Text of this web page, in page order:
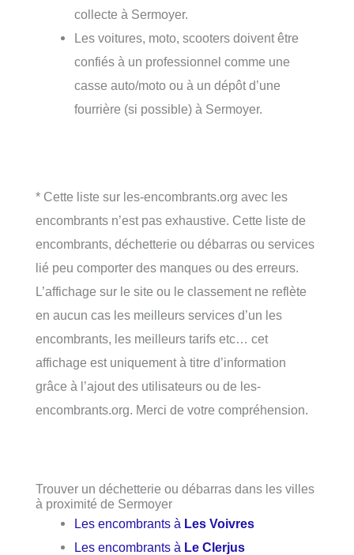
collecte à Sermoyer.
Les voitures, moto, scooters doivent être
confiés à un professionnel comme une
casse auto/moto ou à un dépôt d’une
fourrière (si possible) à Sermoyer.
* Cette liste sur les-encombrants.org avec les
encombrants n’est pas exhaustive. Cette liste de
encombrants, déchetterie ou débarras ou services
lié peu comporter des manques ou des erreurs.
L’affichage sur le site ou le classement ne reflète
en aucun cas les meilleurs services d’un les
encombrants, les meilleurs tarifs etc… cet
affichage est uniquement à titre d’information
grâce à l’ajout des utilisateurs ou de les-
encombrants.org. Merci de votre compréhension.
Trouver un déchetterie ou débarras dans les villes
à proximité de Sermoyer
Les encombrants à Les Voivres
Les encombrants à Le Clerjus